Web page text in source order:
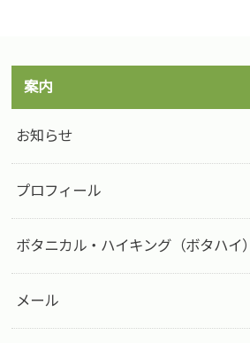
案内
お知らせ
プロフィール
ボタニカル・ハイキング（ボタハイ）
メール